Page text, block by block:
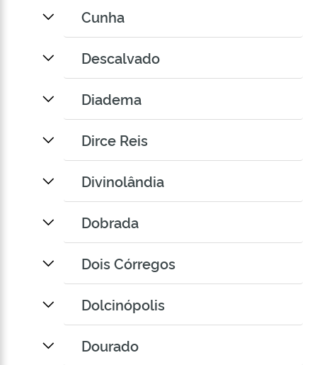
Cunha
Descalvado
Diadema
Dirce Reis
Divinolândia
Dobrada
Dois Córregos
Dolcinópolis
Dourado